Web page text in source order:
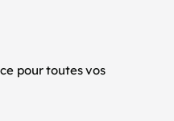
pour toutes vos